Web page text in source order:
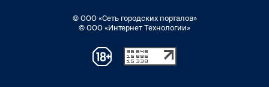
© ООО «Сеть городских порталов»
© ООО «Интернет Технологии»